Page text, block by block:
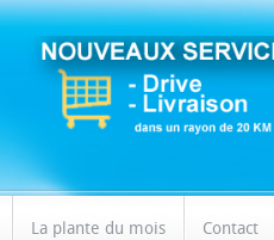
La plante du mois Contact